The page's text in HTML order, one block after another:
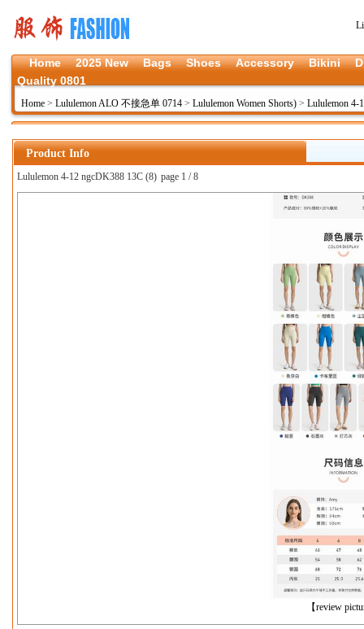
Home 2025 New Bags Shoes Accessory Bikini
Quality 0801
Home > Lululemon ALO 不接急单 0714 > Lululemon Women Shorts) > Lululemon 4-
Product Info
Lululemon 4-12 ngcDK388 13C (8) page 1 / 8
【review
上一张
下一张